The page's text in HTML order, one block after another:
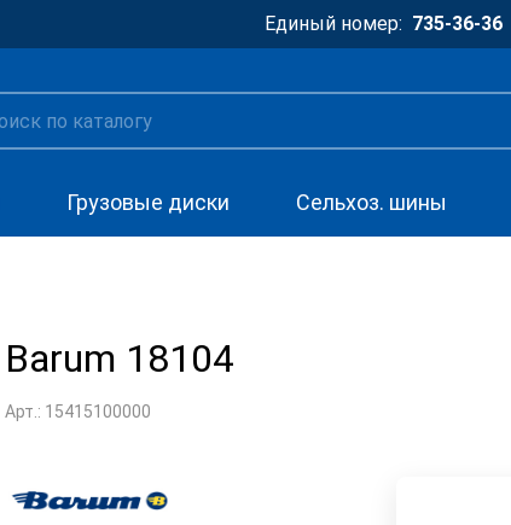
Единый номер: 735-36-36
Грузовые диски Сельхоз. шины
Barum 18104
Арт.: 15415100000